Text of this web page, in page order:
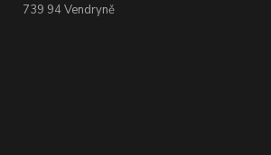
739 94 Vendryně